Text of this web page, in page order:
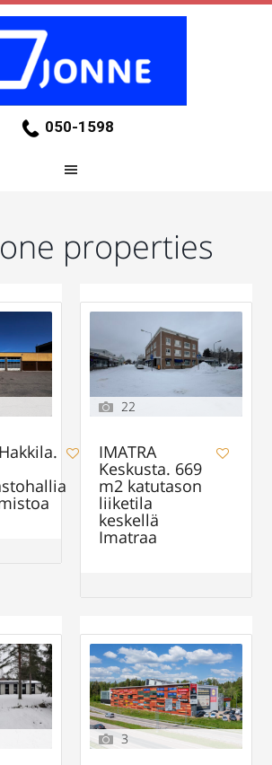
050-1598
properties
22
IMATRA
Keskusta. 669
m2 katutason
liiketila
keskellä
Imatraa
3